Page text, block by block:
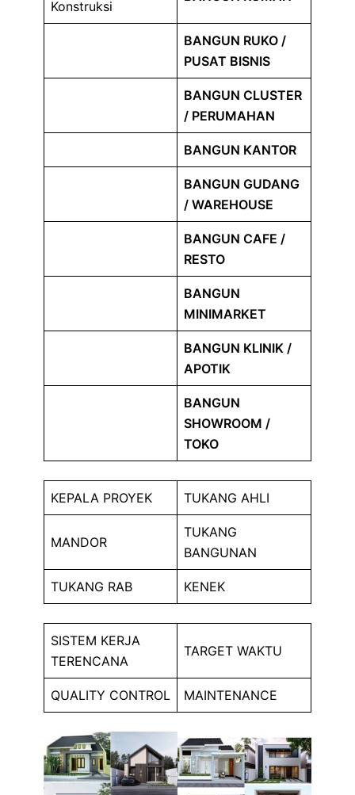
Konstruksi
BANGUN RUKO /
PUSAT BISNIS
BANGUN CLUSTER
/ PERUMAHAN
BANGUN KANTOR
BANGUN GUDANG
/ WAREHOUSE
BANGUN CAFE /
RESTO
BANGUN
MINIMARKET
BANGUN KLINIK /
APOTIK
BANGUN
SHOWROOM /
TOKO
KEPALA PROYEK TUKANG AHLI
MANDOR
TUKANG
BANGUNAN
TUKANG RAB KENEK
SISTEM KERJA
TERENCANA
TARGET WAKTU
QUALITY CONTROL MAINTENANCE